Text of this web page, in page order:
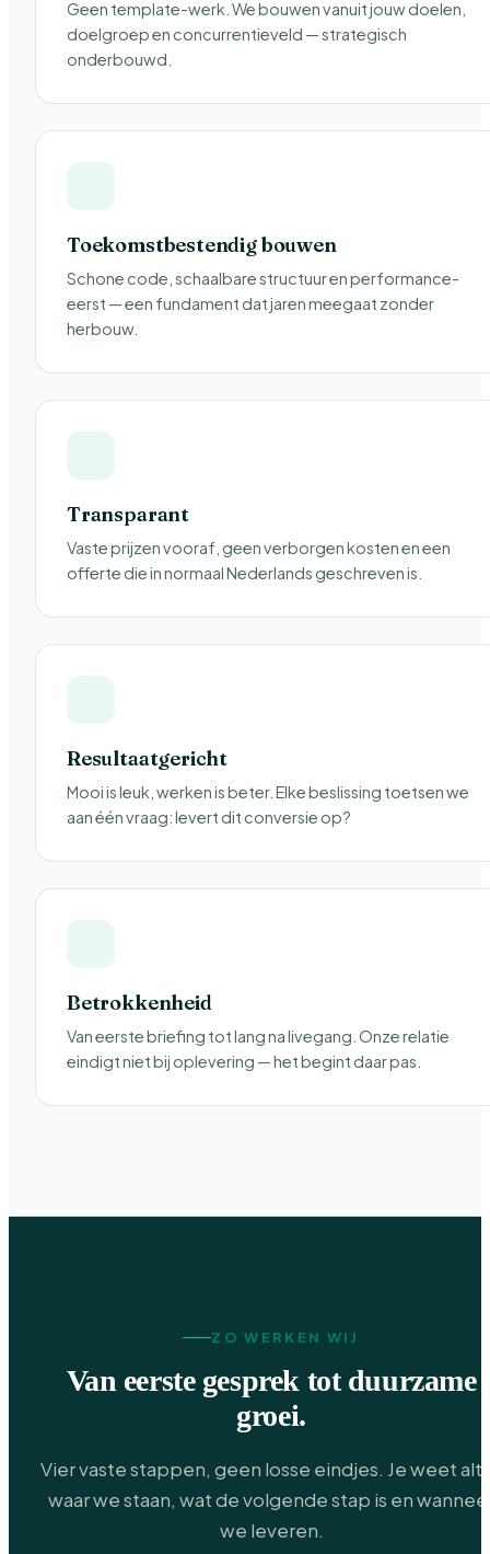
Geen template-werk. We bouwen vanuit jouw doelen,
doelgroep en concurrentieveld — strategisch
onderbouwd.
Toekomstbestendig bouwen
Schone code, schaalbare structuur en performance-
eerst — een fundament dat jaren meegaat zonder
herbouw.
Transparant
Vaste prijzen vooraf, geen verborgen kosten en een
offerte die in normaal Nederlands geschreven is.
Resultaatgericht
Mooi is leuk, werken is beter. Elke beslissing toetsen we
aan één vraag: levert dit conversie op?
Betrokkenheid
Van eerste briefing tot lang na livegang. Onze relatie
eindigt niet bij oplevering — het begint daar pas.
ZO WERKEN WIJ
Van eerste gesprek tot duurzame
groei.
Vier vaste stappen, geen losse eindjes. Je weet
waar we staan, wat de volgende stap is en
we leveren.